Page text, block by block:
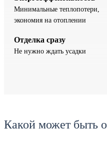
Минимальные теплопотери,
экономия на отоплении
Отделка сразу
Не нужно ждать усадки
Какой может быть